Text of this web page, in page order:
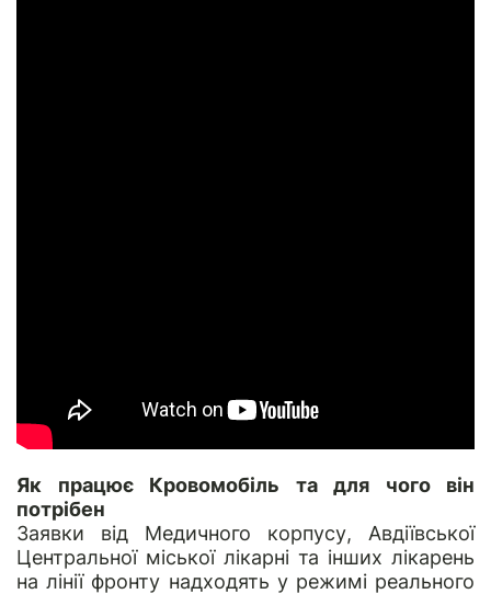
Як працює Кровомобіль та для чого він
потрібен
Заявки від Медичного корпусу, Авдіївської
Центральної міської лікарні та інших лікарень
на лінії фронту надходять у режимі реального